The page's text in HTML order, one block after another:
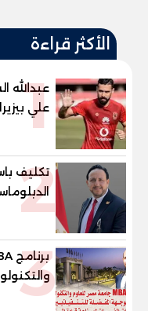
الأكثر قراءة
1
عبدالله
علي بيزيرا
2
تكليف
العليا
3
وقيادات